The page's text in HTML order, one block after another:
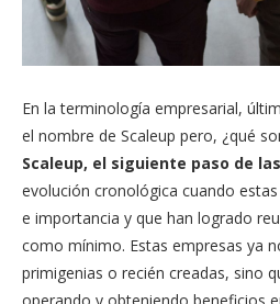
En la terminología empresarial,
el nombre de Scaleup pero, ¿qué
Scaleup, el siguiente paso de
evolución cronológica cuando
e importancia y que han logrado
como mínimo. Estas empresas ya
primigenias o recién creadas, sino